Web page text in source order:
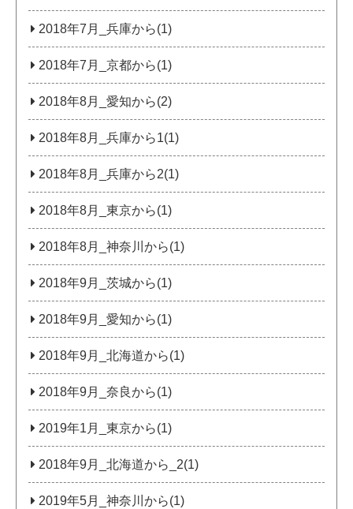
2018年7月_兵庫から(1)
2018年7月_京都から(1)
2018年8月_愛知から(2)
2018年8月_兵庫から1(1)
2018年8月_兵庫から2(1)
2018年8月_東京から(1)
2018年8月_神奈川から(1)
2018年9月_茨城から(1)
2018年9月_愛知から(1)
2018年9月_北海道から(1)
2018年9月_奈良から(1)
2019年1月_東京から(1)
2018年9月_北海道から_2(1)
2019年5月_神奈川から(1)